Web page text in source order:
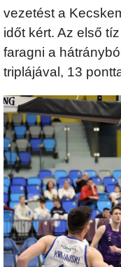
vezetést a
időt kért. Az első
faragni a
triplájával, 13